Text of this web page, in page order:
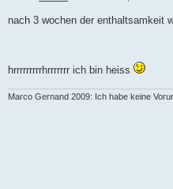
nach 3 wochen der enthaltsamkeit
hrrrrrrrrrhrrrrrrr ich bin heiss
Marco Gernand 2009: Ich habe keine